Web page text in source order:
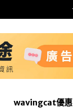
wavingcat優惠